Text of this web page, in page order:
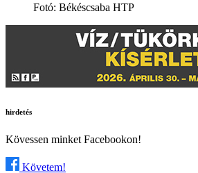
Fotó: Békéscsaba HTP
hirdetés
Kövessen minket Facebookon!
Követem!